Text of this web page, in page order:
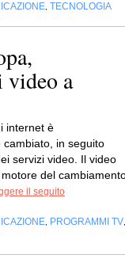
TECNOLOGIA
video a
internet è
cambiato, in seguito
servizi video. Il video
del
il seguito
PROGRAMMI TV